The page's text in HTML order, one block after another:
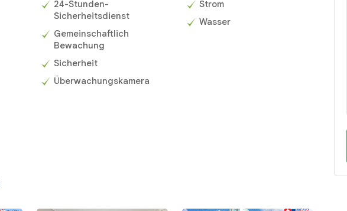
24-Stunden-
Sicherheitsdienst
Gemeinschaftlich
Bewachung
Sicherheit
Überwachungskamera
Strom
Wasser